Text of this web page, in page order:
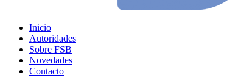
Inicio
Autoridades
Sobre FSB
Novedades
Contacto